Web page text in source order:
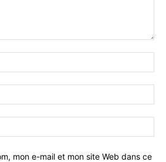
mon e-mail et mon site Web dans ce